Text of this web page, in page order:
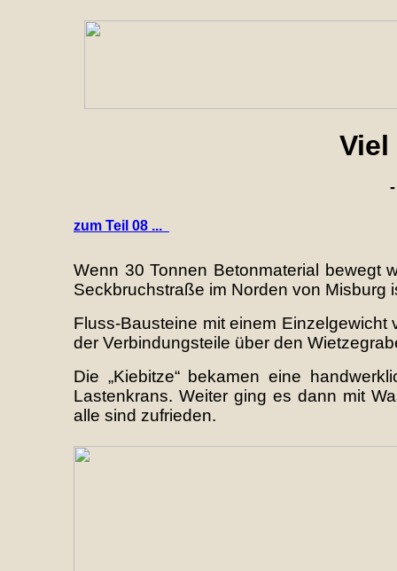
Viel
zum Teil 08 ...
Wenn 30 Tonnen Betonmaterial bewegt
Seckbruchstraße im Norden von Misburg
Fluss-Bausteine mit einem
der Verbindungsteile über den
Die „Kiebitze“ bekamen eine
Lastenkrans. Weiter ging es dann mit
alle sind zufrieden.